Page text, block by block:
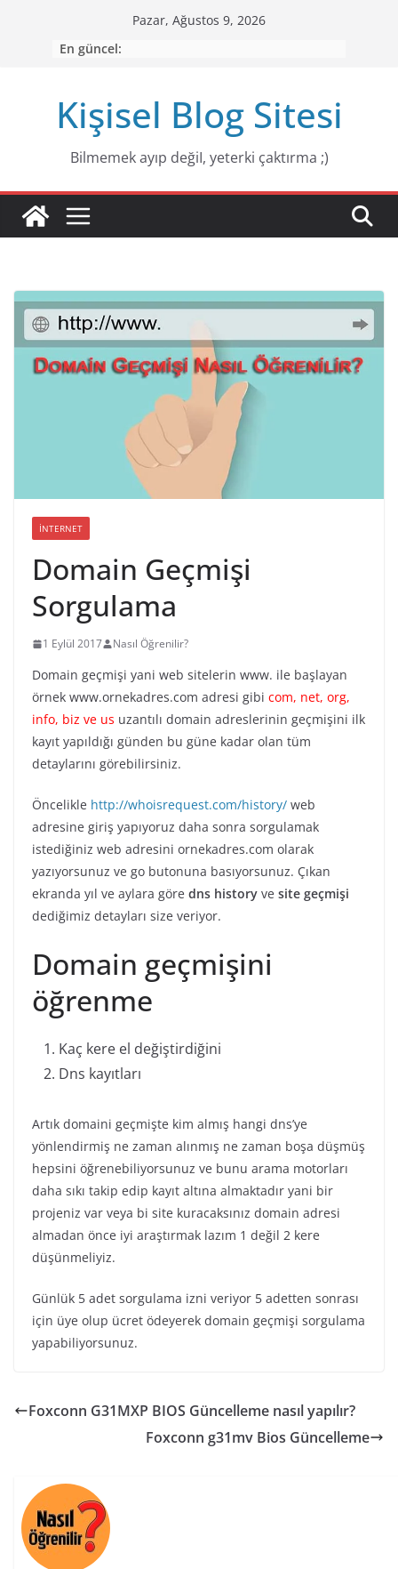
Pazar, Ağustos 9, 2026
En güncel:
Kişisel Blog Sitesi
Bilmemek ayıp değiI, yeterki çaktırma ;)
İNTERNET
Domain Geçmişi
Sorgulama
1 Eylül 2017 Nasıl Öğrenilir?
Domain geçmişi yani web sitelerin www. ile başlayan
örnek www.ornekadres.com adresi gibi com, net, org,
info, biz ve us uzantılı domain adreslerinin geçmişini ilk
kayıt yapıldığı günden bu güne kadar olan tüm
detaylarını görebilirsiniz.
Öncelikle http://whoisrequest.com/history/ web
adresine giriş yapıyoruz daha sonra sorgulamak
istediğiniz web adresini ornekadres.com olarak
yazıyorsunuz ve go butonuna basıyorsunuz. Çıkan
ekranda yıl ve aylara göre dns history ve site geçmişi
dediğimiz detayları size veriyor.
Domain geçmişini
öğrenme
Kaç kere el değiştirdiğini
Dns kayıtları
Artık domaini geçmişte kim almış hangi dns’ye
yönlendirmiş ne zaman alınmış ne zaman boşa düşmüş
hepsini öğrenebiliyorsunuz ve bunu arama motorları
daha sıkı takip edip kayıt altına almaktadır yani bir
projeniz var veya bi site kuracaksınız domain adresi
almadan önce iyi araştırmak lazım 1 değil 2 kere
düşünmeliyiz.
Günlük 5 adet sorgulama izni veriyor 5 adetten sonrası
için üye olup ücret ödeyerek domain geçmişi sorgulama
yapabiliyorsunuz.
Foxconn G31MXP BIOS Güncelleme nasıl yapılır?
Foxconn g31mv Bios Güncelleme